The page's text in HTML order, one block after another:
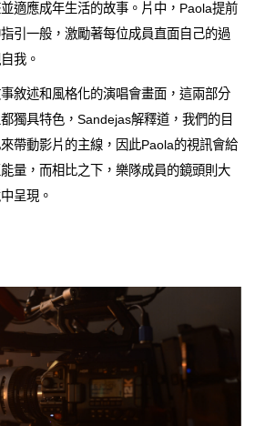
適應成年生活的故事。片中，Paola提前
引一般，激勵著每位成員直面自己的過
我。
敘述和風格化的演唱會畫面，這兩部分
獨具特色，Sandejas解釋道，我們的目
帶動影片的主線，因此Paola的視訊會給
量，而相比之下，樂隊成員的鏡頭則大
呈現。